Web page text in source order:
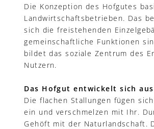
Die Konzeption des Hofgutes
Landwirtschaftsbetrieben. Das
sich die freistehenden
gemeinschaftliche Funktionen
bildet das soziale Zentrum des
Nutzern.
Das Hofgut entwickelt sich
Die flachen Stallungen fügen
ein und verschmelzen mit Ihr.
Gehöft mit der Naturlandschaft.